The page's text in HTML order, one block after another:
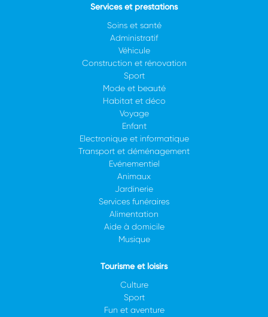
Services et prestations
Soins et santé
Administratif
Véhicule
Construction et rénovation
Sport
Mode et beauté
Habitat et déco
Voyage
Enfant
Electronique et informatique
Transport et déménagement
Evénementiel
Animaux
Jardinerie
Services funéraires
Alimentation
Aide à domicile
Musique
Tourisme et loisirs
Culture
Sport
Fun et aventure